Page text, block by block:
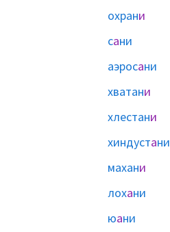
охрани
сани
аэросани
хватани
хлестани
хиндустани
махани
лохани
юани